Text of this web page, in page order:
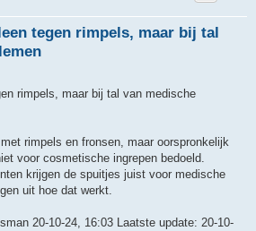
tegen rimpels, maar bij tal
rimpels, maar bij tal van medische
rimpels en fronsen, maar oorspronkelijk
voor cosmetische ingrepen bedoeld.
krijgen de spuitjes juist voor medische
uit hoe dat werkt.
20-10-24, 16:03 Laatste update: 20-10-